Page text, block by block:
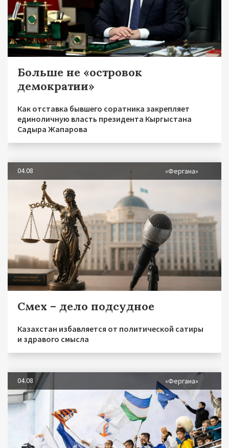
Больше не «островок
демократии»
Как отставка бывшего соратника закрепляет
единоличную власть президента Кыргыстана
Садыра Жапарова
04.08 «Фергана»
Смех – дело подсудное
Казахстан избавляется от политической сатиры
и здравого смысла
04.08 «Фергана»